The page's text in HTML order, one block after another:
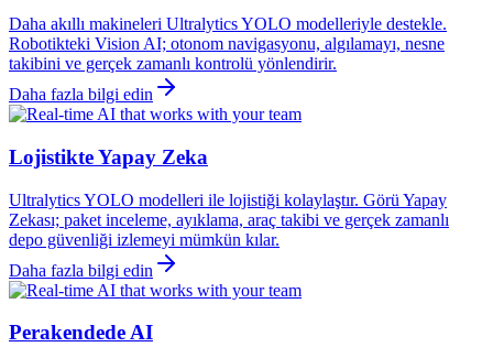
Daha akıllı makineleri Ultralytics YOLO modelleriyle destekle.
Robotikteki Vision AI; otonom navigasyonu, algılamayı, nesne
takibini ve gerçek zamanlı kontrolü yönlendirir.
Daha fazla bilgi edin
Lojistikte Yapay Zeka
Ultralytics YOLO modelleri ile lojistiği kolaylaştır. Görü Yapay
Zekası; paket inceleme, ayıklama, araç takibi ve gerçek zamanlı
depo güvenliği izlemeyi mümkün kılar.
Daha fazla bilgi edin
Perakendede AI